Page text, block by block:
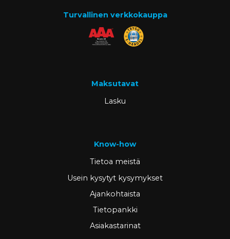
Turvallinen verkkokauppa
Maksutavat
Lasku
Know-how
Tietoa meistä
Usein kysytyt kysymykset
Ajankohtaista
Tietopankki
Asiakastarinat